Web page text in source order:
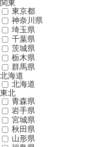
関東
東京都
神奈川県
埼玉県
千葉県
茨城県
栃木県
群馬県
北海道
北海道
東北
青森県
岩手県
宮城県
秋田県
山形県